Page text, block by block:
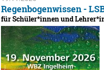
Regenbogenwissen -
für Schüler*innen und